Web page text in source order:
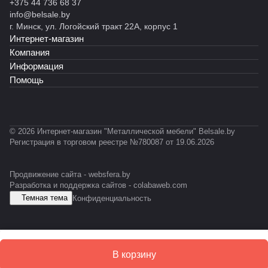
ы
й
С
Т
Ф
й
-
P
R
O
ы
й
С
Т
Ф
У
ы
й
С
К
У
ы
й
С
У
М
й
Т
-
0
D
В корзину
+375 44 736 68 37
info@belsale.by
г. Минск, ул. Логойский тракт 22А, корпус 1
Интернет-магазин
Компания
Информация
Помощь
© 2026 Интернет-магазин "Металлической мебели" Belsale.by
Регистрация в торговом реестре №780087 от 19.06.2026
Продвижение сайта - websfera.by
Разработка и поддержка сайтов - colabaweb.com
Темная тема
Конфиденциальность